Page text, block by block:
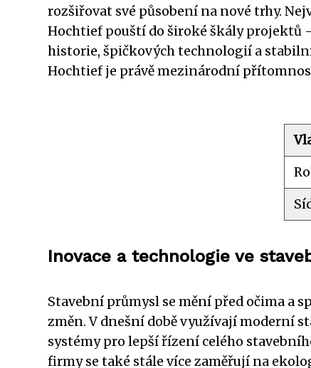
rozšiřovat své působení na nové trhy.
Hochtief pouští do široké škály projektů
historie, špičkových technologií a
Hochtief je právě mezinárodní
Inovace a technologie ve
Stavební průmysl se mění před očima a
změn. V dnešní době využívají moderní
systémy pro lepší řízení celého
firmy se také stále více zaměřují na